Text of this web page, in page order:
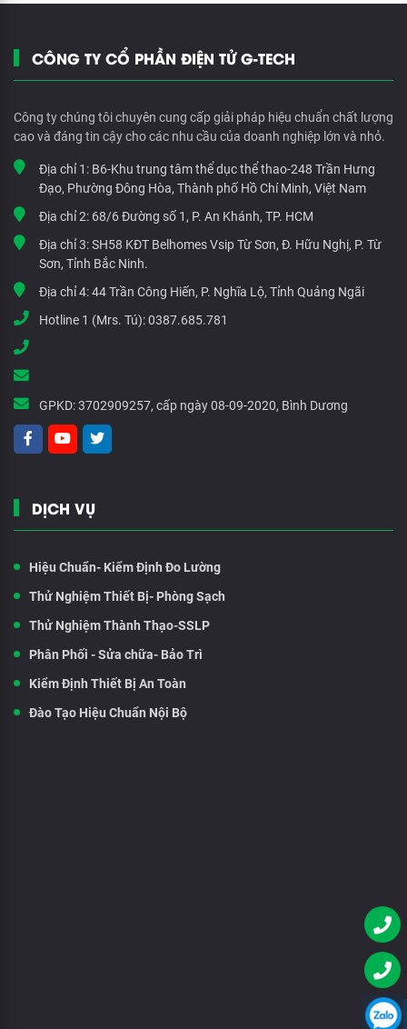
CÔNG TY CỔ PHẦN ĐIỆN TỬ G-TECH
Công ty chúng tôi chuyên cung cấp giải pháp hiệu chuẩn chất lượng
cao và đáng tin cậy cho các nhu cầu của doanh nghiệp lớn và nhỏ.
Địa chỉ 1: B6-Khu trung tâm thể dục thể thao-248 Trần Hưng
Đạo, Phường Đông Hòa, Thành phố Hồ Chí Minh, Việt Nam
Địa chỉ 2: 68/6 Đường số 1, P. An Khánh, TP. HCM
Địa chỉ 3:SH58 KĐT Belhomes Vsip Từ Sơn, Đ. Hữu Nghị, P. Từ
Sơn, Tỉnh Bắc Ninh.
Địa chỉ 4:44 Trần Công Hiến, P. Nghĩa Lộ, Tỉnh Quảng Ngãi
Hotline 1 (Mrs. Tú):0387.685.781
GPKD:3702909257, cấp ngày 08-09-2020, Bình Dương
DỊCH VỤ
Hiệu Chuẩn- Kiểm Định Đo Lường
Thử Nghiệm Thiết Bị- Phòng Sạch
Thử Nghiệm Thành Thạo-SSLP
Phân Phối - Sửa chữa- Bảo Trì
Kiểm Định Thiết Bị An Toàn
Đào Tạo Hiệu Chuẩn Nội Bộ